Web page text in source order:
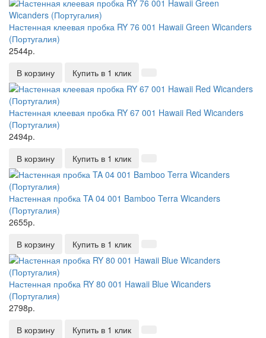
Настенная клеевая пробка RY 76 001 Hawaii Green Wicanders
(Португалия)
2544р.
В корзину
Купить в 1 клик
Настенная клеевая пробка RY 67 001 Hawaii Red Wicanders
(Португалия)
2494р.
В корзину
Купить в 1 клик
Настенная пробка TA 04 001 Bamboo Terra Wicanders
(Португалия)
2655р.
В корзину
Купить в 1 клик
Настенная пробка RY 80 001 Hawaii Blue Wicanders
(Португалия)
2798р.
В корзину
Купить в 1 клик